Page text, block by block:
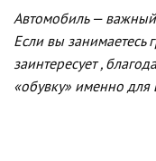
Автомобиль — важный
Если вы занимаетесь
заинтересует ,
«обувку» именно для